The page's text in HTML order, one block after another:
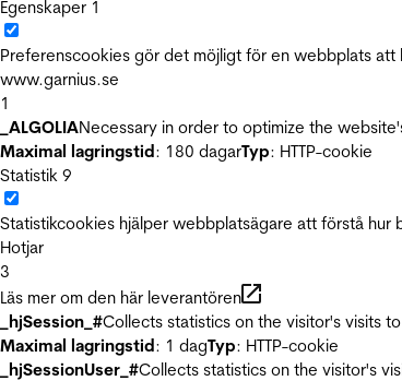
Egenskaper 1
Preferenscookies gör det möjligt för en webbplats
www.garnius.se
1
_ALGOLIANecessary in order to optimize the
Maximal lagringstid: 180 dagarTyp: HTTP-cookie
Statistik 9
Statistikcookies hjälper webbplatsägare att förstå
Hotjar
3
Läs mer om den här leverantören
_hjSession_#Collects statistics on the visitor's visits
Maximal lagringstid: 1 dagTyp: HTTP-cookie
_hjSessionUser_#Collects statistics on the visitor's